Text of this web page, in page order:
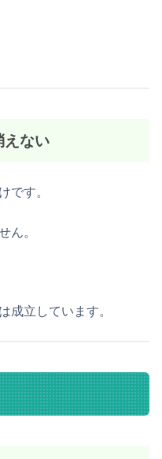
えない
です。
ん。
成立しています。